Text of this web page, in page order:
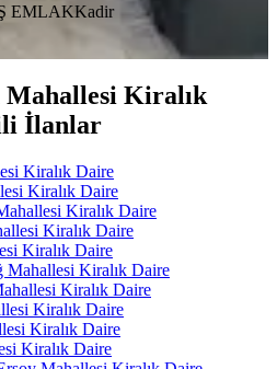
EMLAKKadir
Mahallesi Kiralık
İlanlar
Kiralık Daire
Kiralık Daire
Kiralık Daire
Kiralık Daire
Kiralık Daire
Mahallesi Kiralık Daire
Kiralık Daire
Kiralık Daire
Kiralık Daire
Kiralık Daire